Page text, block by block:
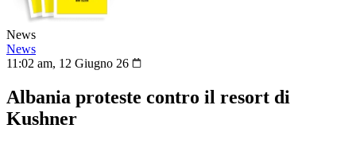
News
News
11:02 am, 12 Giugno 26
Albania proteste contro il resort di
Kushner